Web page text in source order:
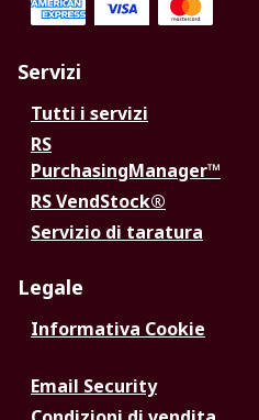
Servizi
Tutti i servizi
RS
PurchasingManager™
RS VendStock®
Servizio di taratura
Legale
Informativa Cookie
Email Security